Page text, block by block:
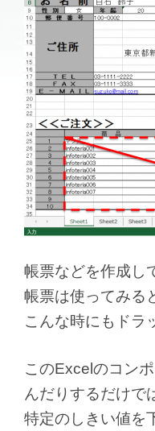
帳票などを作成し
帳票は使ってみる
こんな時にもドラ
このExcelのコン
んだりするだけで
特定のしきい値を